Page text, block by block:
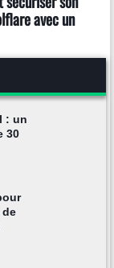
avec un
: un
30
de